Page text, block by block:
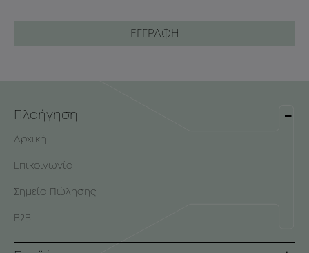
Πλοήγηση
Αρχική
Επικοινωνία
Σημεία Πώλησης
B2B